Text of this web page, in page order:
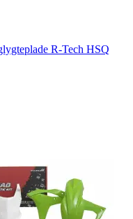
R-Tech HSQ